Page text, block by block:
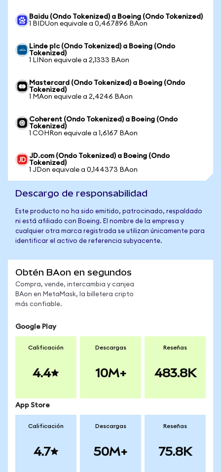
Baidu (Ondo Tokenized) a Boeing (Ondo Tokenized)
1 BIDUon equivale a 0,467896 BAon
Linde plc (Ondo Tokenized) a Boeing (Ondo
Tokenized)
1 LINon equivale a 2,1333 BAon
Mastercard (Ondo Tokenized) a Boeing (Ondo
Tokenized)
1 MAon equivale a 2,4246 BAon
Coherent (Ondo Tokenized) a Boeing (Ondo
Tokenized)
1 COHRon equivale a 1,6167 BAon
JD.com (Ondo Tokenized) a Boeing (Ondo
Tokenized)
1 JDon equivale a 0,144373 BAon
Descargo de responsabilidad
Este producto no ha sido emitido, patrocinado, respaldado
ni está afiliado con Boeing. El nombre de la empresa y
cualquier otra marca registrada se utilizan únicamente para
identificar el activo de referencia subyacente.
Obtén BAon en segundos
Compra, vende, intercambia y canjea
BAon en MetaMask, la billetera cripto
más confiable.
Google Play
Calificación
4.4
Descargas
10M+
Reseñas
483.8K
App Store
Calificación
4.7
Descargas
50M+
Reseñas
75.8K